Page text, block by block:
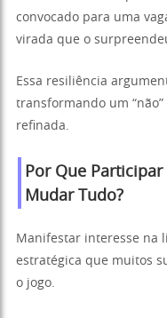
convocado para uma
virada que o
Essa resiliência
transformando um
refinada.
Por Que
Mudar Tudo?
Manifestar interesse na
estratégica que muitos
o jogo.